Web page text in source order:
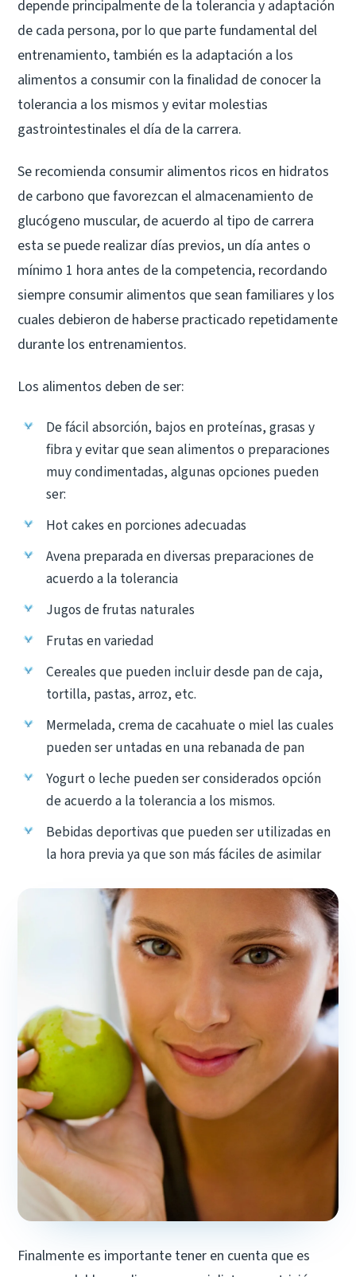
depende principalmente de la tolerancia y adaptación
de cada persona, por lo que parte fundamental del
entrenamiento, también es la adaptación a los
alimentos a consumir con la finalidad de conocer la
tolerancia a los mismos y evitar molestias
gastrointestinales el día de la carrera.
Se recomienda consumir alimentos ricos en hidratos
de carbono que favorezcan el almacenamiento de
glucógeno muscular, de acuerdo al tipo de carrera
esta se puede realizar días previos, un día antes o
mínimo 1 hora antes de la competencia, recordando
siempre consumir alimentos que sean familiares y los
cuales debieron de haberse practicado repetidamente
durante los entrenamientos.
Los alimentos deben de ser:
De fácil absorción, bajos en proteínas, grasas y
fibra y evitar que sean alimentos o preparaciones
muy condimentadas, algunas opciones pueden
ser:
Hot cakes en porciones adecuadas
Avena preparada en diversas preparaciones de
acuerdo a la tolerancia
Jugos de frutas naturales
Frutas en variedad
Cereales que pueden incluir desde pan de caja,
tortilla, pastas, arroz, etc.
Mermelada, crema de cacahuate o miel las cuales
pueden ser untadas en una rebanada de pan
Yogurt o leche pueden ser considerados opción
de acuerdo a la tolerancia a los mismos.
Bebidas deportivas que pueden ser utilizadas en
la hora previa ya que son más fáciles de asimilar
Finalmente es importante tener en cuenta que es